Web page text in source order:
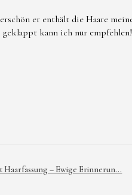
er enthält die Haare
geklappt kann ich nur empfehlen!
Haarfassung – Ewige Erinnerun...